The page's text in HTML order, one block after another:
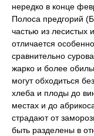
нередко в конце
Полоса предгорий
частью из лесистых
отличается
сравнительно
жарко и более
могут обходиться
хлеба и плоды до
местах и до
страдают от
быть разделены в